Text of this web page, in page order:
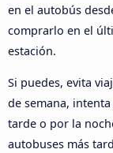
en el autobús
comprarlo en el
estación.
Si puedes, evita
de semana,
tarde o por la
autobuses más